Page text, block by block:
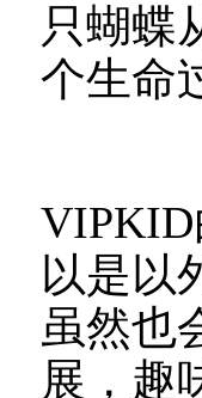
只蝴蝶
个生命
以是以
虽然也
展，趣